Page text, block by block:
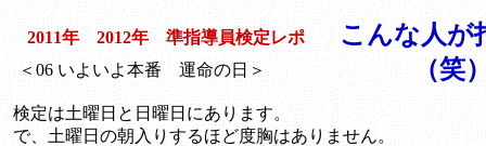
2011年 2012年 準指導員検定レポ
こんな人が
（笑
＜06 いよいよ本番 運命の日＞
検定は土曜日と日曜日にあります。
で、土曜日の朝入りするほど度胸はありません。